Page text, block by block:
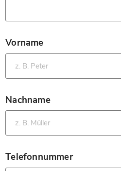
Vorname
*
Nachname
*
Telefonnummer
*